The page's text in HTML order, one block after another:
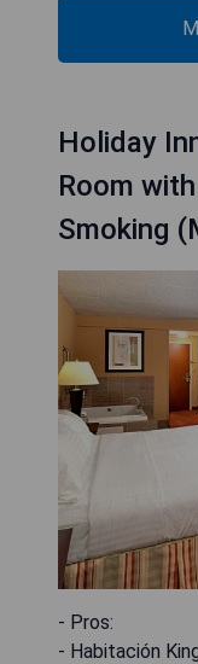
Holiday
Room
Smoking
- Pros:
- Habitación